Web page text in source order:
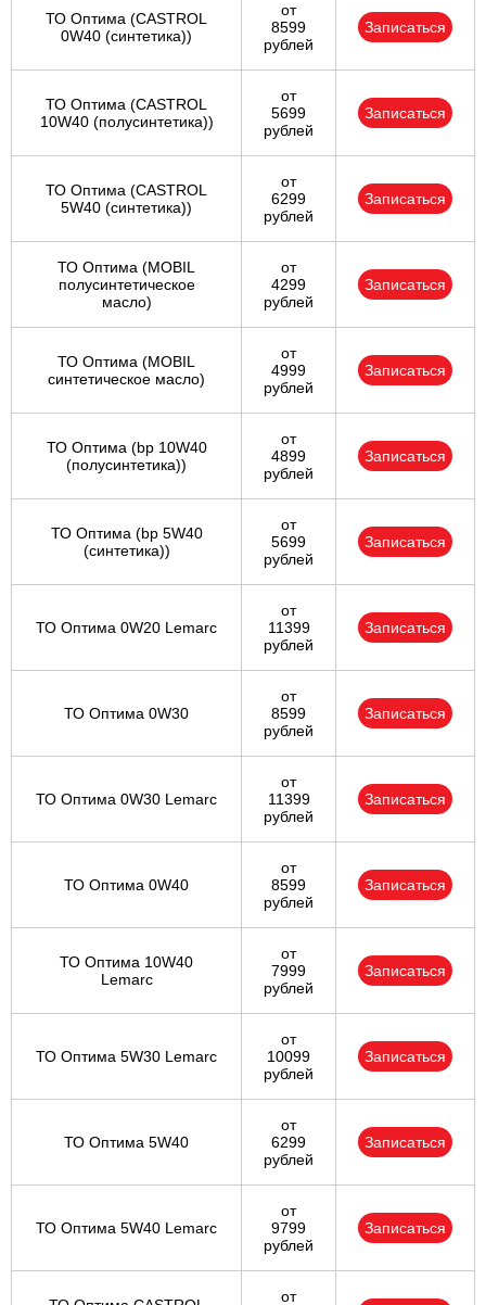
ТО Оптима (CASTROL
0W40 (синтетика))
от
8599
рублей
Записаться
ТО Оптима (CASTROL
10W40 (полусинтетика))
от
5699
рублей
Записаться
ТО Оптима (CASTROL
5W40 (синтетика))
от
6299
рублей
Записаться
ТО Оптима (MOBIL
полусинтетическое
масло)
от
4299
рублей
Записаться
ТО Оптима (MOBIL
синтетическое масло)
от
4999
рублей
Записаться
ТО Оптима (bp 10W40
(полусинтетика))
от
4899
рублей
Записаться
ТО Оптима (bp 5W40
(синтетика))
от
5699
рублей
Записаться
ТО Оптима 0W20 Lemarc
от
11399
рублей
Записаться
ТО Оптима 0W30
от
8599
рублей
Записаться
ТО Оптима 0W30 Lemarc
от
11399
рублей
Записаться
ТО Оптима 0W40
от
8599
рублей
Записаться
ТО Оптима 10W40
Lemarc
от
7999
рублей
Записаться
ТО Оптима 5W30 Lemarc
от
10099
рублей
Записаться
ТО Оптима 5W40
от
6299
рублей
Записаться
ТО Оптима 5W40 Lemarc
от
9799
рублей
Записаться
от